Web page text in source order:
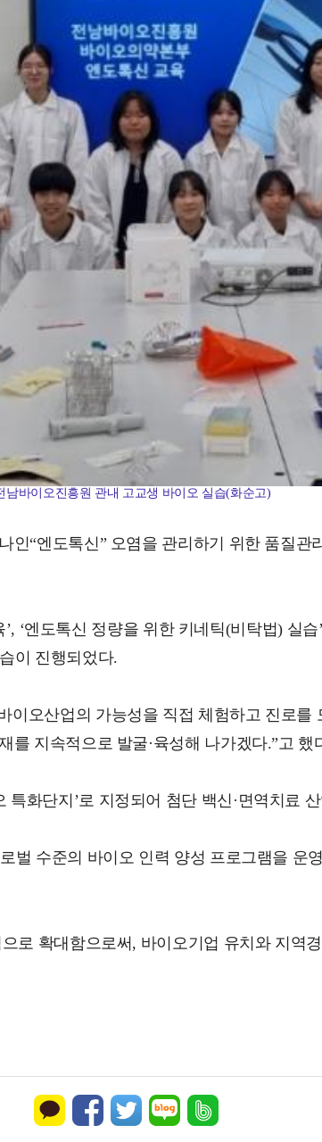
남바이오진흥원 관내 고교생 바이오 실습(화순고)
“엔도톡신” 오염을 관리하기 위한 품질관
‘엔도톡신 정량을 위한 키네틱(비탁법) 실
이 진행되었다.
오산업의 가능성을 직접 체험하고 진로
를 지속적으로 발굴·육성해 나가겠다.”고 했
화단지’로 지정되어 첨단 백신·면역치료
벌 수준의 바이오 인력 양성 프로그램을 운
로 확대함으로써, 바이오기업 유치와 지역